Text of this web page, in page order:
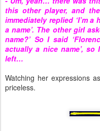
this other player, and
immediately replied ‘I’m
a name’. The other girl
name?’ So I said
actually a nice name’, so
left…
Watching her expressions
priceless.